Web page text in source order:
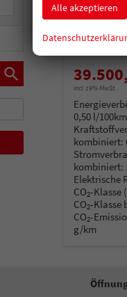
Fahrzeugnummer 214559
Hybrid
incl. 19% MwSt.
0,50 l/
kombiniert:
kombiniert:
Elektrische
CO2-Klasse
CO2-Klasse
CO2-
g/km
Alle akzeptieren